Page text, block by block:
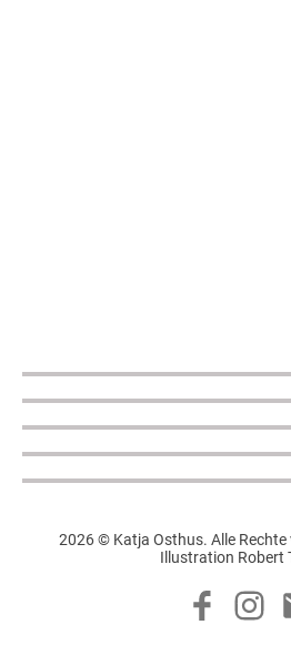
2026 © Katja Osthus. Alle Rechte
Illustration Robert